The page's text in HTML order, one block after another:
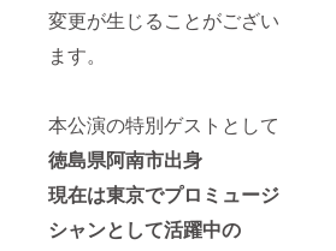
変更が生じることがござい
ます。
本公演の特別ゲストとして
徳島県阿南市出身
現在は東京でプロミュージ
シャンとして活躍中の